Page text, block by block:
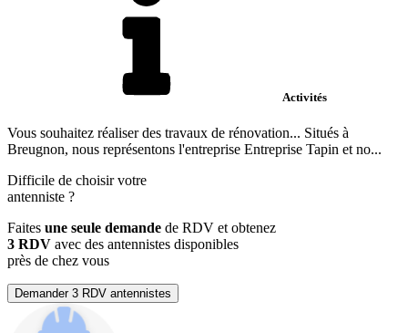
Activités
Vous souhaitez réaliser des travaux de rénovation... Situés à
Breugnon, nous représentons l'entreprise Entreprise Tapin et no...
Difficile de choisir votre
antenniste ?
Faites une seule demande de RDV et obtenez
3 RDV avec des antennistes disponibles
près de chez vous
Demander 3 RDV antennistes